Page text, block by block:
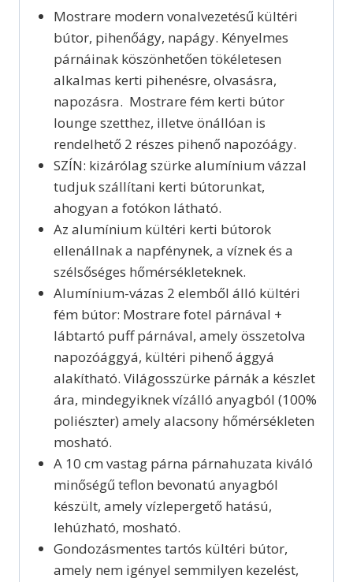
Mostrare modern vonalvezetésű kültéri
bútor, pihenőágy, napágy. Kényelmes
párnáinak köszönhetően tökéletesen
alkalmas kerti pihenésre, olvasásra,
napozásra. Mostrare fém kerti bútor
lounge szetthez, illetve önállóan is
rendelhető 2 részes pihenő napozóágy.
SZÍN: kizárólag szürke alumínium vázzal
tudjuk szállítani kerti bútorunkat,
ahogyan a fotókon látható.
Az alumínium kültéri kerti bútorok
ellenállnak a napfénynek, a víznek és a
szélsőséges hőmérsékleteknek.
Alumínium-vázas 2 elemből álló kültéri
fém bútor: Mostrare fotel párnával +
lábtartó puff párnával, amely összetolva
napozóággyá, kültéri pihenő ággyá
alakítható. Világosszürke párnák a készlet
ára, mindegyiknek vízálló anyagból (100%
poliészter) amely alacsony hőmérsékleten
mosható.
A 10 cm vastag párna párnahuzata kiváló
minőségű teflon bevonatú anyagból
készült, amely vízlepergető hatású,
lehúzható, mosható.
Gondozásmentes tartós kültéri bútor,
amely nem igényel semmilyen kezelést,